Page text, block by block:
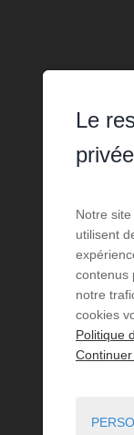
Le
Notre
utilisent
contenus
notre
cookies
Politique